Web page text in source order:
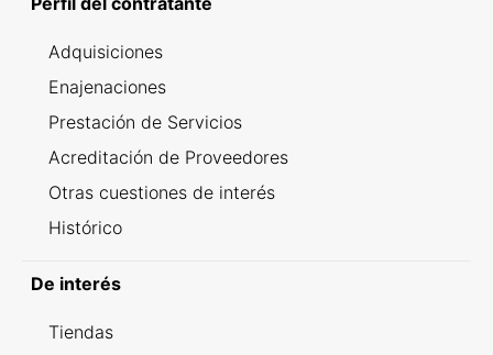
Adquisiciones
Enajenaciones
Prestación de Servicios
Acreditación de Proveedores
Otras cuestiones de interés
Histórico
De interés
Tiendas